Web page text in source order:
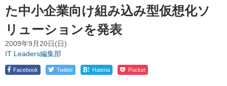
た中小企業向け組み込み型仮想化ソ
リューションを発表
2009年9月20日(日)
IT Leaders編集部
Facebook Twitter ! Hatena Pocket